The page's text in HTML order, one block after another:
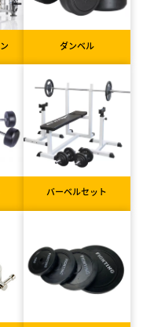
ダンベル
バーベルセット